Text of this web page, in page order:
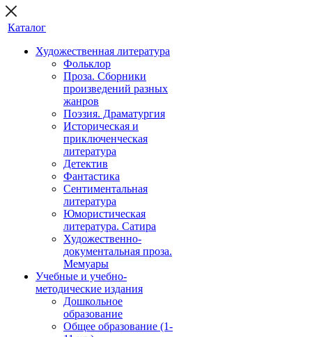
Каталог
Художественная литература
Фольклор
Проза. Сборники
произведений разных
жанров
Поэзия. Драматургия
Историческая и
приключенческая
литература
Детектив
Фантастика
Сентиментальная
литература
Юмористическая
литература. Сатира
Художественно-
документальная проза.
Мемуары
Учебные и учебно-
методические издания
Дошкольное
образование
Общее образование (1-